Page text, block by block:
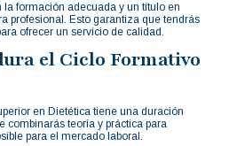
formación adecuada y un título en
profesional. Esto garantiza que tendrás
ofrecer un servicio de calidad.
el Ciclo Formativo
en Dietética tiene una duración
combinarás teoría y práctica para
para el mercado laboral.